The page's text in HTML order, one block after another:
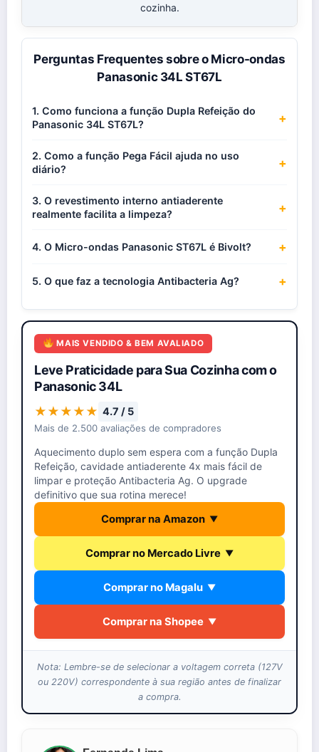
cozinha.
Perguntas Frequentes sobre o Micro-ondas
Panasonic 34L ST67L
1. Como funciona a função Dupla Refeição do
Panasonic 34L ST67L?
+
2. Como a função Pega Fácil ajuda no uso
diário?
+
3. O revestimento interno antiaderente
realmente facilita a limpeza?
+
4. O Micro-ondas Panasonic ST67L é Bivolt? +
5. O que faz a tecnologia Antibacteria Ag? +
MAIS VENDIDO & BEM AVALIADO
Leve Praticidade para Sua Cozinha com o
Panasonic 34L
★★★★★ 4.7 / 5
Mais de 2.500 avaliações de compradores
Aquecimento duplo sem espera com a função Dupla
Refeição, cavidade antiaderente 4x mais fácil de
limpar e proteção Antibacteria Ag. O upgrade
definitivo que sua rotina merece!
Comprar na Amazon ▼
Comprar no Mercado Livre ▼
Comprar no Magalu ▼
Comprar na Shopee ▼
Nota: Lembre-se de selecionar a voltagem correta (127V
ou 220V) correspondente à sua região antes de finalizar
a compra.